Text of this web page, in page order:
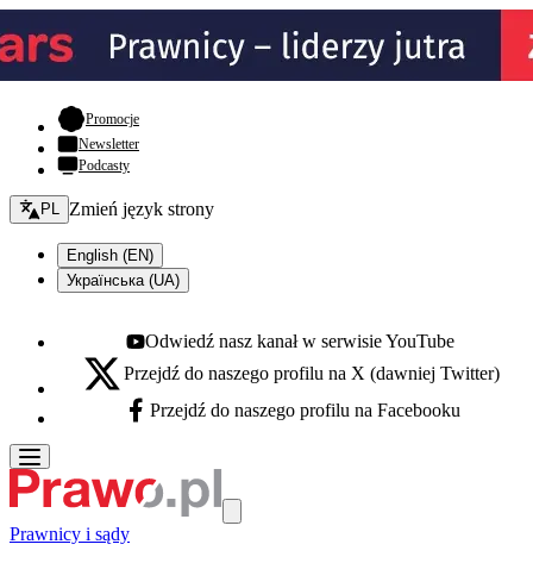
Promocje- otwiera się w nowej karcie
Newsletter
Podcasty
Zmień język - bieżący:
PL Zmień język strony
English (EN)
Українська (UA)
Youtube - otwiera się w nowej karcie
Odwiedź nasz kanał w serwisie YouTube
X - otwiera się w nowej karcie
Przejdź do naszego profilu na X (dawniej Twitter)
Facebook - otwiera się w nowej karcie
Przejdź do naszego profilu na Facebooku
Prawnicy i sądy